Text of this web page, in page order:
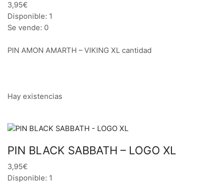
3,95€
Disponible: 1
Se vende: 0
PIN AMON AMARTH – VIKING XL cantidad
Hay existencias
PIN BLACK SABBATH – LOGO XL
3,95€
Disponible: 1